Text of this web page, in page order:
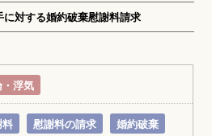
対する婚約破棄慰謝料請求
浮気
料 慰謝料の請求 婚約破棄